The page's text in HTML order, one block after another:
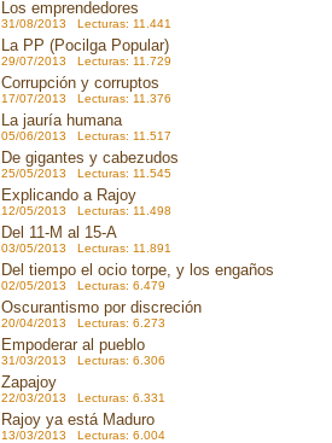
Los emprendedores
31/08/2013 Lecturas: 11.441
La PP (Pocilga Popular)
29/07/2013 Lecturas: 11.729
Corrupción y corruptos
17/07/2013 Lecturas: 11.376
La jauría humana
05/06/2013 Lecturas: 11.517
De gigantes y cabezudos
25/05/2013 Lecturas: 11.545
Explicando a Rajoy
12/05/2013 Lecturas: 11.498
Del 11-M al 15-A
03/05/2013 Lecturas: 11.891
Del tiempo el ocio torpe, y los engaños
02/05/2013 Lecturas: 6.479
Oscurantismo por discreción
20/04/2013 Lecturas: 6.273
Empoderar al pueblo
31/03/2013 Lecturas: 6.306
Zapajoy
22/03/2013 Lecturas: 6.331
Rajoy ya está Maduro
13/03/2013 Lecturas: 6.004